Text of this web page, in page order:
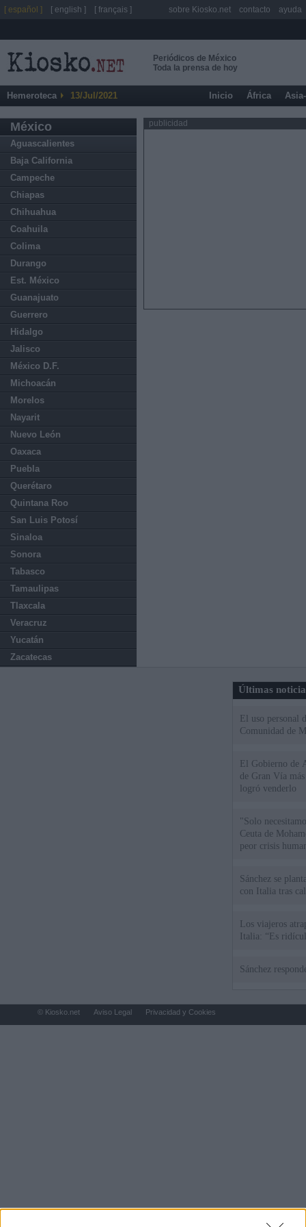
Periódicos de México
Toda la prensa de hoy
Hemeroteca 13/Jul/2021 Inicio África
México
Aguascalientes
Baja California
Campeche
Chiapas
Chihuahua
Coahuila
Colima
Durango
Est. México
Guanajuato
Guerrero
Hidalgo
Jalisco
México D.F.
Michoacán
Morelos
Nayarit
Nuevo León
Oaxaca
Puebla
Querétaro
Quintana Roo
San Luis Potosí
Sinaloa
Sonora
Tabasco
Tamaulipas
Tlaxcala
Veracruz
Yucatán
Zacatecas
publicidad
Últimas
El uso personal
Comunidad de
El Gobierno de
de Gran Vía
logró venderlo
"Solo
Ceuta de
peor crisis
Sánchez se
con Italia tras
Los viajeros
Italia: “Es
Sánchez
[ español ] [ english ] [ français ] sobre Kiosko.net contacto ayuda
© Kiosko.net Aviso Legal Privacidad y Cookies